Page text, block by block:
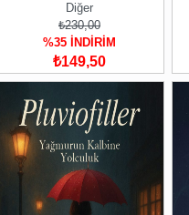
Diğer
₺230,00
%35 İNDİRİM
₺149,50